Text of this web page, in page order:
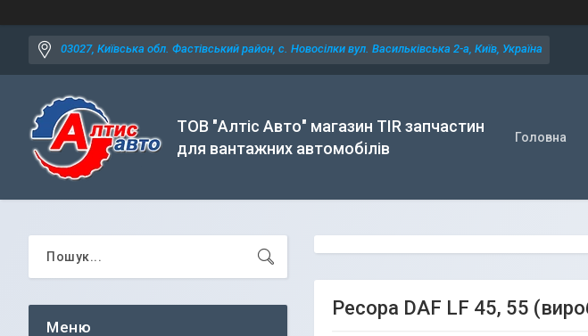
03027, Київська обл. Фастівський район, с. Новосілки вул. Васильківська 2-а, Київ, Україна
ТОВ "Алтіс Авто" магазин TIR запчастин
для вантажних автомобілів
Головна
Ресора DAF LF 45, 55